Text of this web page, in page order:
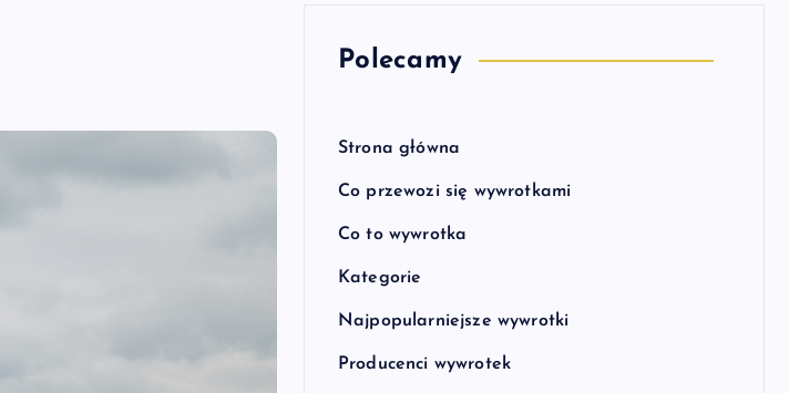
Polecamy
Strona główna
Co przewozi się wywrotkami
Co to wywrotka
Kategorie
Najpopularniejsze wywrotki
Producenci wywrotek